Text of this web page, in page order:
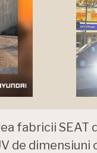
fabricii SEAT
de dimensiuni